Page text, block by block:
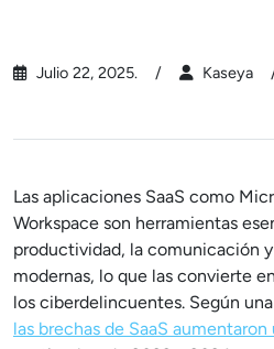
Julio 22, 2025. Kaseya
Las aplicaciones SaaS como
Workspace son herramientas
productividad, la comunicación
modernas, lo que las convierte
los ciberdelincuentes. Según
las brechas de SaaS aumentaron